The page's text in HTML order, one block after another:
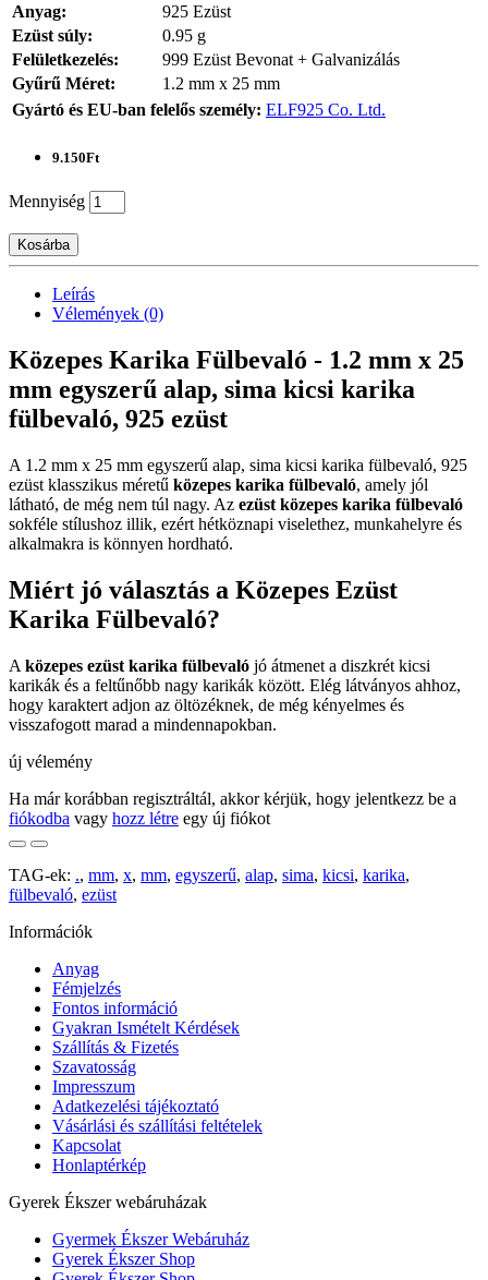
Anyag:
925 Ezüst
Ezüst súly:
0.95 g
Felületkezelés:
999 Ezüst Bevonat + Galvanizálás
Gyűrű Méret:
1.2 mm x 25 mm
Gyártó és EU-ban felelős személy: ELF925 Co. Ltd.
9.150Ft
Mennyiség
Kosárba
Leírás
Vélemények (0)
Közepes Karika Fülbevaló - 1.2 mm x 25
mm egyszerű alap, sima kicsi karika
fülbevaló, 925 ezüst
A 1.2 mm x 25 mm egyszerű alap, sima kicsi karika fülbevaló, 925
ezüst klasszikus méretű közepes karika fülbevaló, amely jól
látható, de még nem túl nagy. Az ezüst közepes karika fülbevaló
sokféle stílushoz illik, ezért hétköznapi viselethez, munkahelyre és
alkalmakra is könnyen hordható.
Miért jó választás a Közepes Ezüst
Karika Fülbevaló?
A közepes ezüst karika fülbevaló jó átmenet a diszkrét kicsi
karikák és a feltűnőbb nagy karikák között. Elég látványos ahhoz,
hogy karaktert adjon az öltözéknek, de még kényelmes és
visszafogott marad a mindennapokban.
új vélemény
Ha már korábban regisztráltál, akkor kérjük, hogy jelentkezz be a
fiókodba vagy hozz létre egy új fiókot
TAG-ek: ., mm, x, mm, egyszerű, alap, sima, kicsi, karika,
fülbevaló, ezüst
Információk
Anyag
Fémjelzés
Fontos információ
Gyakran Ismételt Kérdések
Szállítás & Fizetés
Szavatosság
Impresszum
Adatkezelési tájékoztató
Vásárlási és szállítási feltételek
Kapcsolat
Honlaptérkép
Gyerek Ékszer webáruházak
Gyermek Ékszer Webáruház
Gyerek Ékszer Shop